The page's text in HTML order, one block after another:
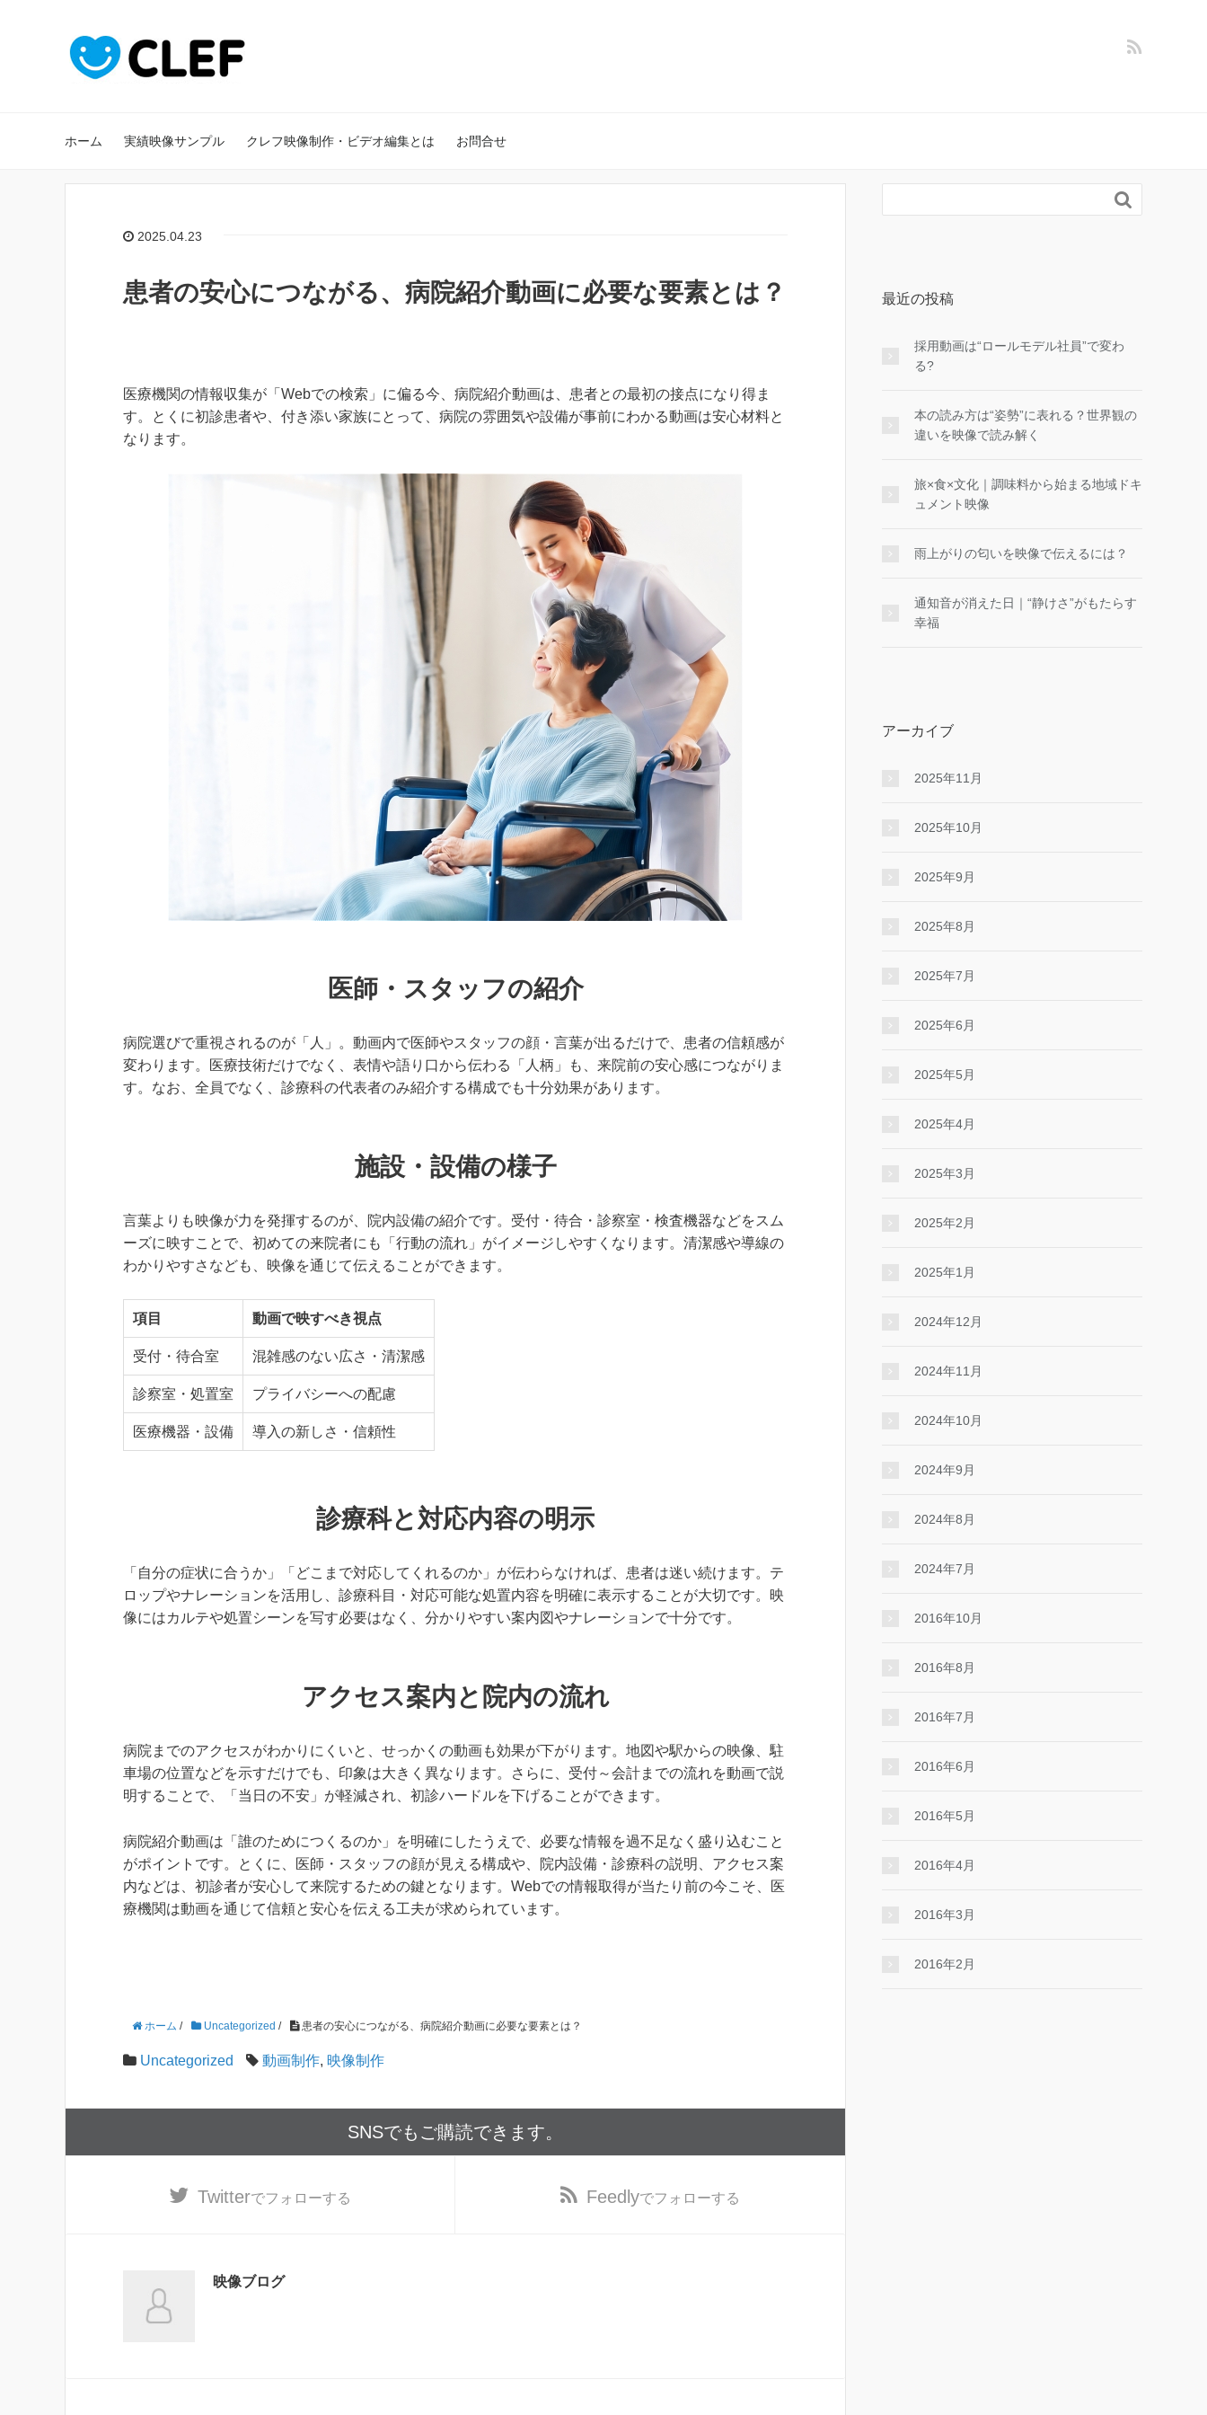
ホーム 実績映像サンプル クレフ映像制作・ビデオ編集とは お問合せ
2025.04.23
患者の安心につながる、病院紹介動画に必要な要素とは？
医療機関の情報収集が「Webでの検索」に偏る今、病院紹介動画は、患者との最初の接点になり得ま
す。とくに初診患者や、付き添い家族にとって、病院の雰囲気や設備が事前にわかる動画は安心材料と
なります。
医師・スタッフの紹介
病院選びで重視されるのが「人」。動画内で医師やスタッフの顔・言葉が出るだけで、患者の信頼感が
変わります。医療技術だけでなく、表情や語り口から伝わる「人柄」も、来院前の安心感につながりま
す。なお、全員でなく、診療科の代表者のみ紹介する構成でも十分効果があります。
施設・設備の様子
言葉よりも映像が力を発揮するのが、院内設備の紹介です。受付・待合・診察室・検査機器などをスム
ーズに映すことで、初めての来院者にも「行動の流れ」がイメージしやすくなります。清潔感や導線の
わかりやすさなども、映像を通じて伝えることができます。
項目 動画で映すべき視点
受付・待合室 混雑感のない広さ・清潔感
診察室・処置室 プライバシーへの配慮
医療機器・設備 導入の新しさ・信頼性
診療科と対応内容の明示
「自分の症状に合うか」「どこまで対応してくれるのか」が伝わらなければ、患者は迷い続けます。テ
ロップやナレーションを活用し、診療科目・対応可能な処置内容を明確に表示することが大切です。映
像にはカルテや処置シーンを写す必要はなく、分かりやすい案内図やナレーションで十分です。
アクセス案内と院内の流れ
病院までのアクセスがわかりにくいと、せっかくの動画も効果が下がります。地図や駅からの映像、駐
車場の位置などを示すだけでも、印象は大きく異なります。さらに、受付～会計までの流れを動画で説
明することで、「当日の不安」が軽減され、初診ハードルを下げることができます。
病院紹介動画は「誰のためにつくるのか」を明確にしたうえで、必要な情報を過不足なく盛り込むこと
がポイントです。とくに、医師・スタッフの顔が見える構成や、院内設備・診療科の説明、アクセス案
内などは、初診者が安心して来院するための鍵となります。Webでの情報取得が当たり前の今こそ、医
療機関は動画を通じて信頼と安心を伝える工夫が求められています。
ホーム / Uncategorized / 患者の安心につながる、病院紹介動画に必要な要素とは？
Uncategorized 動画制作, 映像制作
SNSでもご購読できます。
Twitterでフォローする Feedlyでフォローする
映像ブログ

最近の投稿
採用動画は“ロールモデル社員”で変わ
る?
本の読み方は“姿勢”に表れる？世界観の
違いを映像で読み解く
旅×食×文化｜調味料から始まる地域ドキ
ュメント映像
雨上がりの匂いを映像で伝えるには？
通知音が消えた日｜“静けさ”がもたらす
幸福
アーカイブ
2025年11月
2025年10月
2025年9月
2025年8月
2025年7月
2025年6月
2025年5月
2025年4月
2025年3月
2025年2月
2025年1月
2024年12月
2024年11月
2024年10月
2024年9月
2024年8月
2024年7月
2016年10月
2016年8月
2016年7月
2016年6月
2016年5月
2016年4月
2016年3月
2016年2月